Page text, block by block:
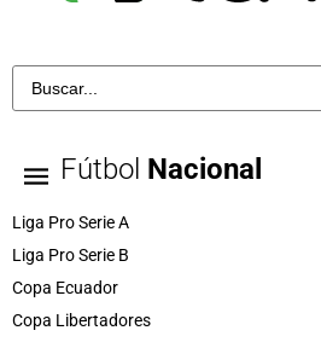
Fútbol Nacional
Liga Pro Serie A
Liga Pro Serie B
Copa Ecuador
Copa Libertadores